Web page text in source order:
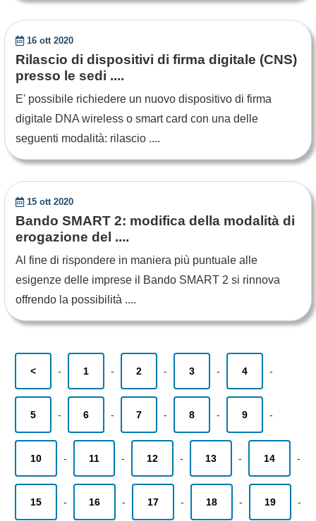
16 ott 2020
Rilascio di dispositivi di firma digitale (CNS)
presso le sedi ....
E' possibile richiedere un nuovo dispositivo di firma
digitale DNA wireless o smart card con una delle
seguenti modalità: rilascio ....
15 ott 2020
Bando SMART 2: modifica della modalità di
erogazione del ....
Al fine di rispondere in maniera più puntuale alle
esigenze delle imprese il Bando SMART 2 si rinnova
offrendo la possibilità ....
< - 1 - 2 - 3 - 4 -
5 - 6 - 7 - 8 - 9 -
10 - 11 - 12 - 13 - 14 -
15 - 16 - 17 - 18 - 19 -